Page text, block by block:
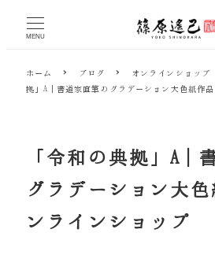
MENU
ホーム ブログ オンラインショップ
拠」A｜書道家直筆のグラデーション大色紙作
「令和の典拠」A｜
グラデーション大
ンラインショップ